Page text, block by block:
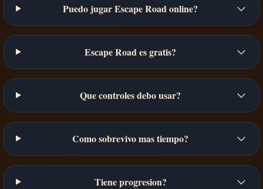
Puedo jugar Escape Road online?
Escape Road es gratis?
Que controles debo usar?
Como sobrevivo mas tiempo?
Tiene progresion?